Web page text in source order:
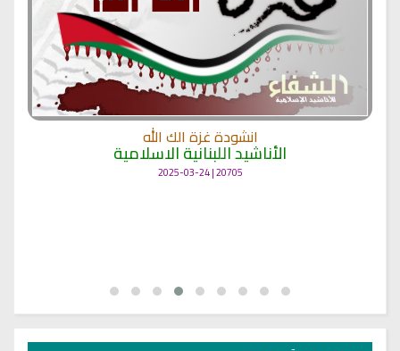
انشودة غزة الك الله
الأناشيد اللبنانية الاسلامية
20705 | 2025-03-24